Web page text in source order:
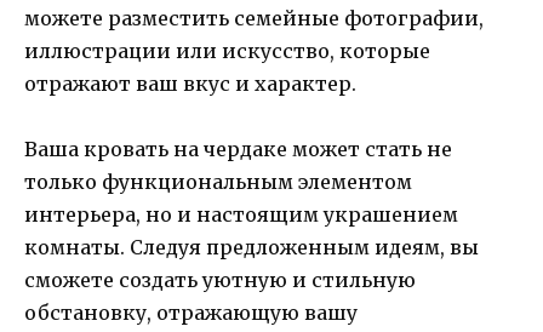
можете разместить семейные фотографии,
иллюстрации или искусство, которые
отражают ваш вкус и характер.
Ваша кровать на чердаке может стать не
только функциональным элементом
интерьера, но и настоящим украшением
комнаты. Следуя предложенным идеям, вы
сможете создать уютную и стильную
обстановку, отражающую вашу